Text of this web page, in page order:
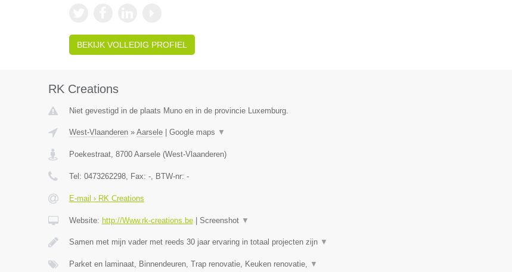
BEKIJK VOLLEDIG PROFIEL
RK Creations
Niet gevestigd in de plaats Muno en in de provincie Luxemburg.
West-Vlaanderen» Aarsele| Google maps ▼
Poekestraat, 8700 Aarsele(West-Vlaanderen)
Tel: 0473262298, Fax: -, BTW-nr: -
E-mail › RK Creations
Website: http://Www.rk-creations.be| Screenshot ▼
Samen met mijn vader met reeds 30 jaar ervaring in totaal projecten zijn ▼
Parket en laminaat, Binnendeuren, Trap renovatie, Keuken renovatie, ▼